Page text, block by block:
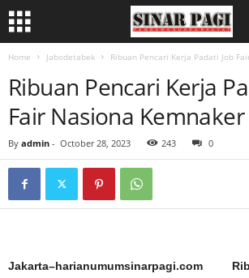
Home Jabodetabek Ribuan Pencari Kerja Padati Job
Ribuan Pencari Kerja
Fair Nasiona Kemnaker
By admin - October 28, 2023 243 0
Jakarta–harianumumsinarpagi.com